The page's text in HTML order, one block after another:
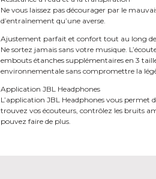
Ne vous laissez pas décourager par le
d’entraînement qu’une averse.
Ajustement parfait et confort tout au long
Ne sortez jamais sans votre musique.
embouts étanches supplémentaires en 3
environnementale sans compromettre la
Application JBL Headphones
L’application JBL Headphones vous permet
trouvez vos écouteurs, contrôlez les bruits
pouvez faire de plus.